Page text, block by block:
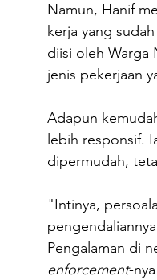
Namun, Hanif
kerja yang
diisi oleh Warga
jenis pekerjaan
Adapun
lebih responsif.
dipermudah,
"Intinya,
Pengalaman di
enforcement-